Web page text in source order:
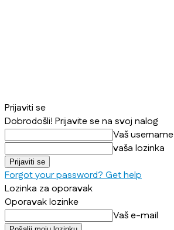
Prijaviti se
Dobrodošli! Prijavite se na svoj nalog
Vaš username
vaša lozinka
Forgot your password? Get help
Lozinka za oporavak
Oporavak lozinke
Vaš e-mail